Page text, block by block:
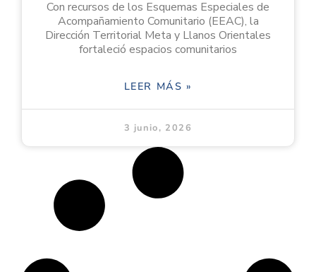
Con recursos de los Esquemas Especiales de
Acompañamiento Comunitario (EEAC), la
Dirección Territorial Meta y Llanos Orientales
fortaleció espacios comunitarios
LEER MÁS »
3 junio, 2026